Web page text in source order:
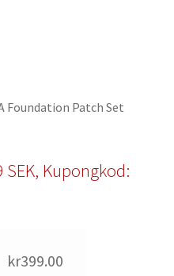
Foundation Patch Set
Kupongkod:
kr399.00